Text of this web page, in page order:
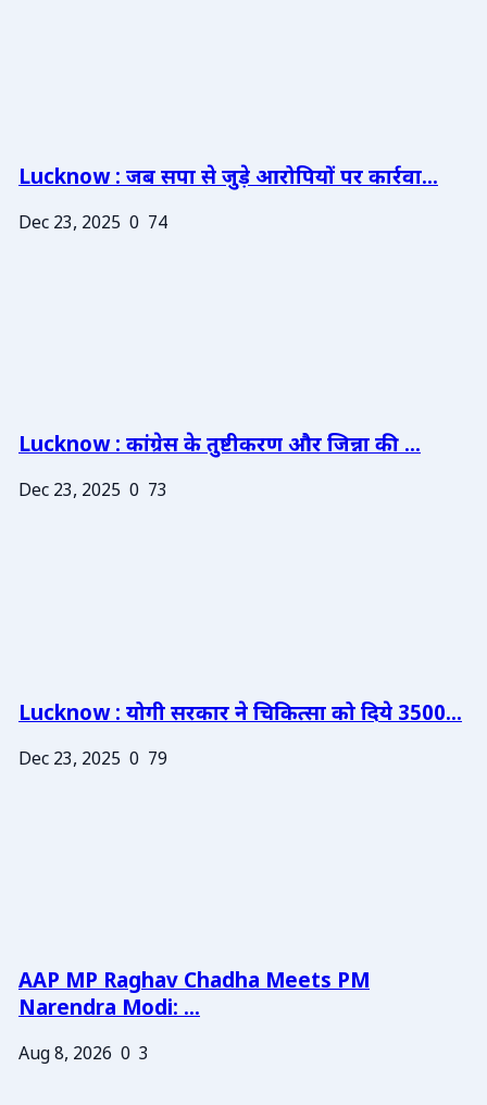
Lucknow : जब सपा से जुड़े आरोपियों पर कार्रवा...
Dec 23, 2025 0 74
Lucknow : कांग्रेस के तुष्टीकरण और जिन्ना की ...
Dec 23, 2025 0 73
Lucknow : योगी सरकार ने चिकित्सा को दिये 3500...
Dec 23, 2025 0 79
AAP MP Raghav Chadha Meets PM
Narendra Modi: ...
Aug 8, 2026 0 3